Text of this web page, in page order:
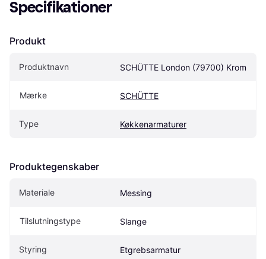
Specifikationer
Produkt
Produktnavn SCHÜTTE London (79700) Krom
Mærke SCHÜTTE
Type Køkkenarmaturer
Produktegenskaber
Materiale Messing
Tilslutningstype Slange
Styring Etgrebsarmatur